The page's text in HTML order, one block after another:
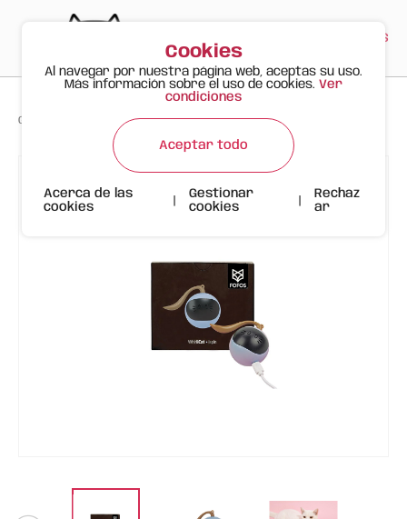
ES
Gato Feliz Productos > > Juguete de Bola Mágica para gato FOFOS
Cookies
Al navegar por nuestra página web, aceptas su uso.
Más información sobre el uso de cookies. Ver
condiciones
Aceptar todo
Acerca de las
cookies
Gestionar
cookies
Rechaz
ar